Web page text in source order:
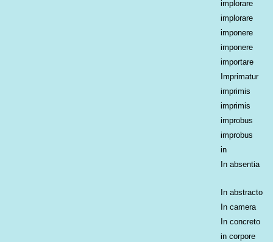
implorare
implorare
imponere
imponere
importare
Imprimatur
imprimis
imprimis
improbus
improbus
in
In absentia
In abstracto
In camera
In concreto
in corpore